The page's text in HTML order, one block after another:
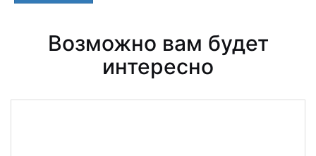
Возможно вам будет
интересно